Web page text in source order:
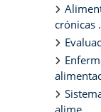
crónicas